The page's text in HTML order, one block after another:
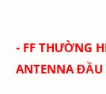
- FF THƯỜNG
ANTENNA ĐẦU